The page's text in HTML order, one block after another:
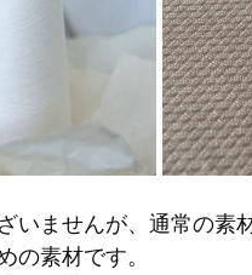
いませんが、通常の素
の素材です。